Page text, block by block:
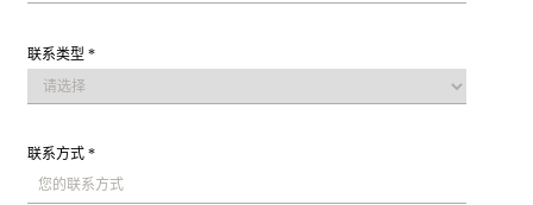
联系类型 *
联系方式 *